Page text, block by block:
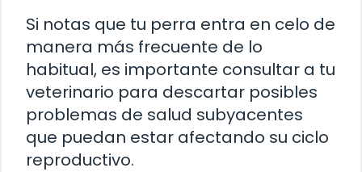
Si notas que tu perra entra en celo de
manera más frecuente de lo
habitual, es importante consultar a tu
veterinario para descartar posibles
problemas de salud subyacentes
que puedan estar afectando su ciclo
reproductivo.